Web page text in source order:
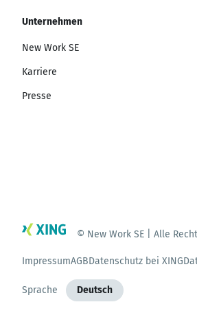
Unternehmen
New Work SE
Karriere
Presse
© New Work SE | Alle
ImpressumAGBDatenschutz bei XING
Sprache Deutsch